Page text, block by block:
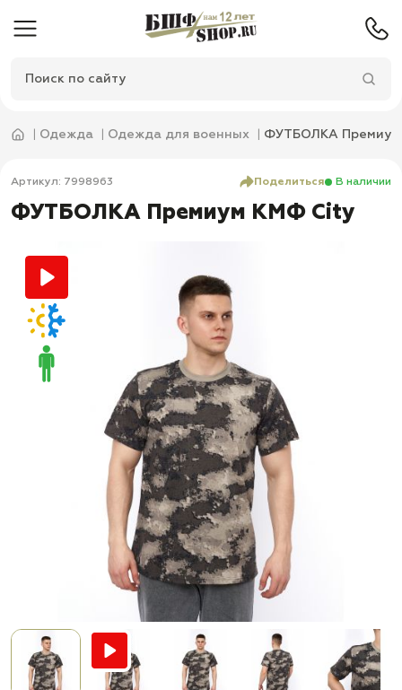
Одежда Одежда для военных ФУТБОЛКА
Артикул: 7998963 Поделиться В наличии
ФУТБОЛКА Премиум КМФ City